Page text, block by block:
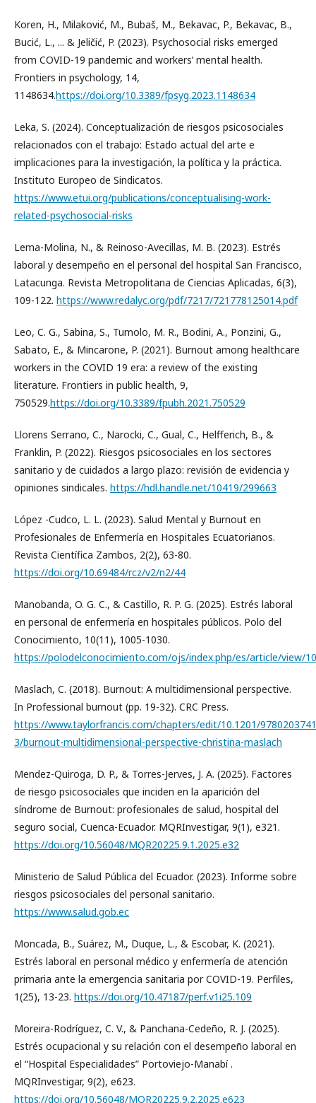
Koren, H., Milaković, M., Bubaš, M., Bekavac, P., Bekavac, B.,
Bucić, L., ... & Jeličić, P. (2023). Psychosocial risks emerged
from COVID-19 pandemic and workers’ mental health.
Frontiers in psychology, 14,
1148634.https://doi.org/10.3389/fpsyg.2023.1148634
Leka, S. (2024). Conceptualización de riesgos psicosociales
relacionados con el trabajo: Estado actual del arte e
implicaciones para la investigación, la política y la práctica.
Instituto Europeo de Sindicatos.
https://www.etui.org/publications/conceptualising-work-
related-psychosocial-risks
Lema-Molina, N., & Reinoso-Avecillas, M. B. (2023). Estrés
laboral y desempeño en el personal del hospital San Francisco,
Latacunga. Revista Metropolitana de Ciencias Aplicadas, 6(3),
109-122. https://www.redalyc.org/pdf/7217/721778125014.pdf
Leo, C. G., Sabina, S., Tumolo, M. R., Bodini, A., Ponzini, G.,
Sabato, E., & Mincarone, P. (2021). Burnout among healthcare
workers in the COVID 19 era: a review of the existing
literature. Frontiers in public health, 9,
750529.https://doi.org/10.3389/fpubh.2021.750529
Llorens Serrano, C., Narocki, C., Gual, C., Helfferich, B., &
Franklin, P. (2022). Riesgos psicosociales en los sectores
sanitario y de cuidados a largo plazo: revisión de evidencia y
opiniones sindicales. https://hdl.handle.net/10419/299663
López -Cudco, L. L. (2023). Salud Mental y Burnout en
Profesionales de Enfermería en Hospitales Ecuatorianos.
Revista Científica Zambos, 2(2), 63-80.
https://doi.org/10.69484/rcz/v2/n2/44
Manobanda, O. G. C., & Castillo, R. P. G. (2025). Estrés laboral
en personal de enfermería en hospitales públicos. Polo del
Conocimiento, 10(11), 1005-1030.
https://polodelconocimiento.com/ojs/index.php/es/article/view/
Maslach, C. (2018). Burnout: A multidimensional perspective.
In Professional burnout (pp. 19-32). CRC Press.
https://www.taylorfrancis.com/chapters/edit/10.1201/
3/burnout-multidimensional-perspective-christina-maslach
Mendez-Quiroga, D. P., & Torres-Jerves, J. A. (2025). Factores
de riesgo psicosociales que inciden en la aparición del
síndrome de Burnout: profesionales de salud, hospital del
seguro social, Cuenca-Ecuador. MQRInvestigar, 9(1), e321.
https://doi.org/10.56048/MQR20225.9.1.2025.e32
Ministerio de Salud Pública del Ecuador. (2023). Informe sobre
riesgos psicosociales del personal sanitario.
https://www.salud.gob.ec
Moncada, B., Suárez, M., Duque, L., & Escobar, K. (2021).
Estrés laboral en personal médico y enfermería de atención
primaria ante la emergencia sanitaria por COVID-19. Perfiles,
1(25), 13-23. https://doi.org/10.47187/perf.v1i25.109
Moreira-Rodríguez, C. V., & Panchana-Cedeño, R. J. (2025).
Estrés ocupacional y su relación con el desempeño laboral en
el “Hospital Especialidades” Portoviejo-Manabí .
MQRInvestigar, 9(2), e623.
https://doi.org/10.56048/MQR20225.9.2.2025.e623